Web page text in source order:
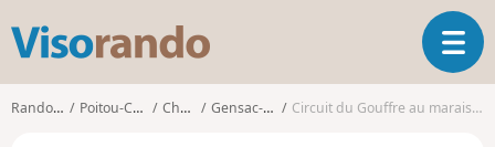
s
o
O
u
Randonnées Poitou-Charentes Charente Gensac-la-Pallue Circuit du Gouffre au marais (boucle moyenne)